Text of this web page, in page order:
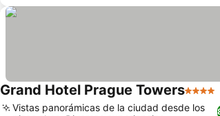
Grand Hotel Prague Towers4
Vistas panorámicas de la ciudad desde los